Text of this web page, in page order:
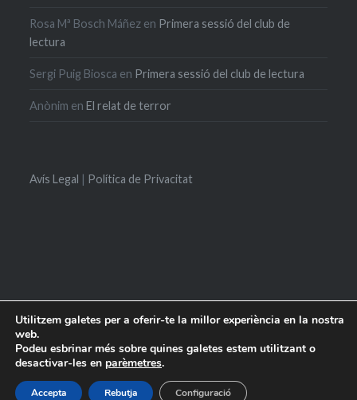
Rosa Mª Bosch Máñez en Primera sessió del club de
lectura
Sergi Puig Biosca en Primera sessió del club de lectura
Anònim en El relat de terror
Avís Legal Política de Privacitat
Inici
som
Proudly powered by WordPress
WordPress.com.
Utilitzem galetes per a oferir-te la millor experiència en la nostra
web.
Podeu esbrinar més sobre quines galetes estem utilitzant o
desactivar-les en parèmetres.
Accepta Rebutja Configuració